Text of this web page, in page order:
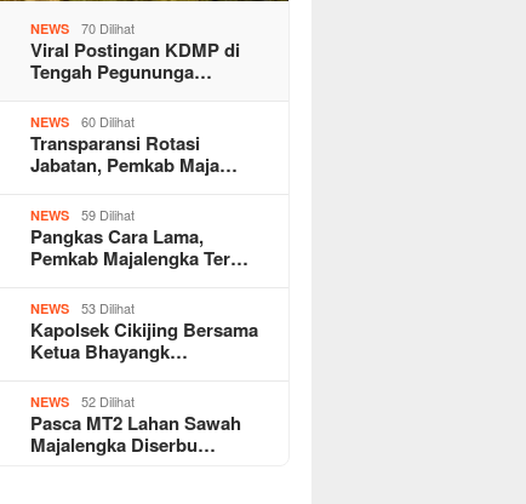
NEWS 70 Dilihat
Viral Postingan KDMP di
Tengah Pegununga…
NEWS 60 Dilihat
Transparansi Rotasi
Jabatan, Pemkab Maja…
NEWS 59 Dilihat
Pangkas Cara Lama,
Pemkab Majalengka Ter…
NEWS 53 Dilihat
Kapolsek Cikijing Bersama
Ketua Bhayangk…
NEWS 52 Dilihat
Pasca MT2 Lahan Sawah
Majalengka Diserbu…